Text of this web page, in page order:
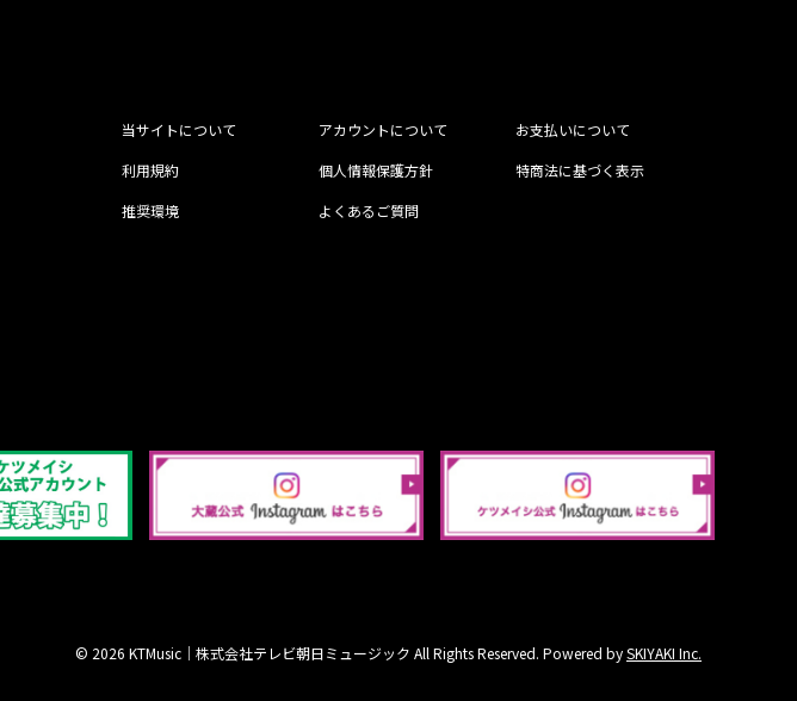
当サイトについて アカウントについて
お支払いについて
利用規約
個人情報保護方針
特商法に基づく表示
推奨環境
よくあるご質問
© 2026 KTMusic｜株式会社テレビ朝日ミュージック All Rights Reserved. Powered bySKIYAKI Inc.